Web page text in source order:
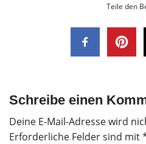
Teile den
Schreibe einen
Deine E-Mail-Adresse wird
Erforderliche Felder sind mit